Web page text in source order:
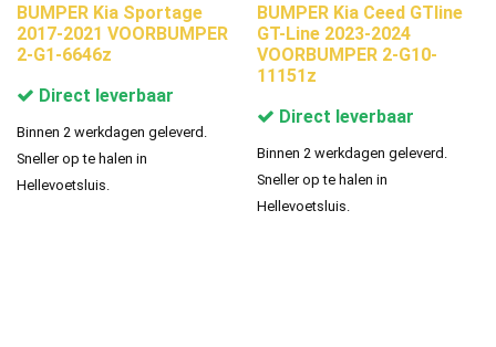
BUMPER Kia Sportage
2017-2021 VOORBUMPER
2-G1-6646z
Direct leverbaar
Binnen 2 werkdagen geleverd.
Sneller op te halen in
Hellevoetsluis.
BUMPER Kia Ceed GTline
GT-Line 2023-2024
VOORBUMPER 2-G10-
11151z
Direct leverbaar
Binnen 2 werkdagen geleverd.
Sneller op te halen in
Hellevoetsluis.